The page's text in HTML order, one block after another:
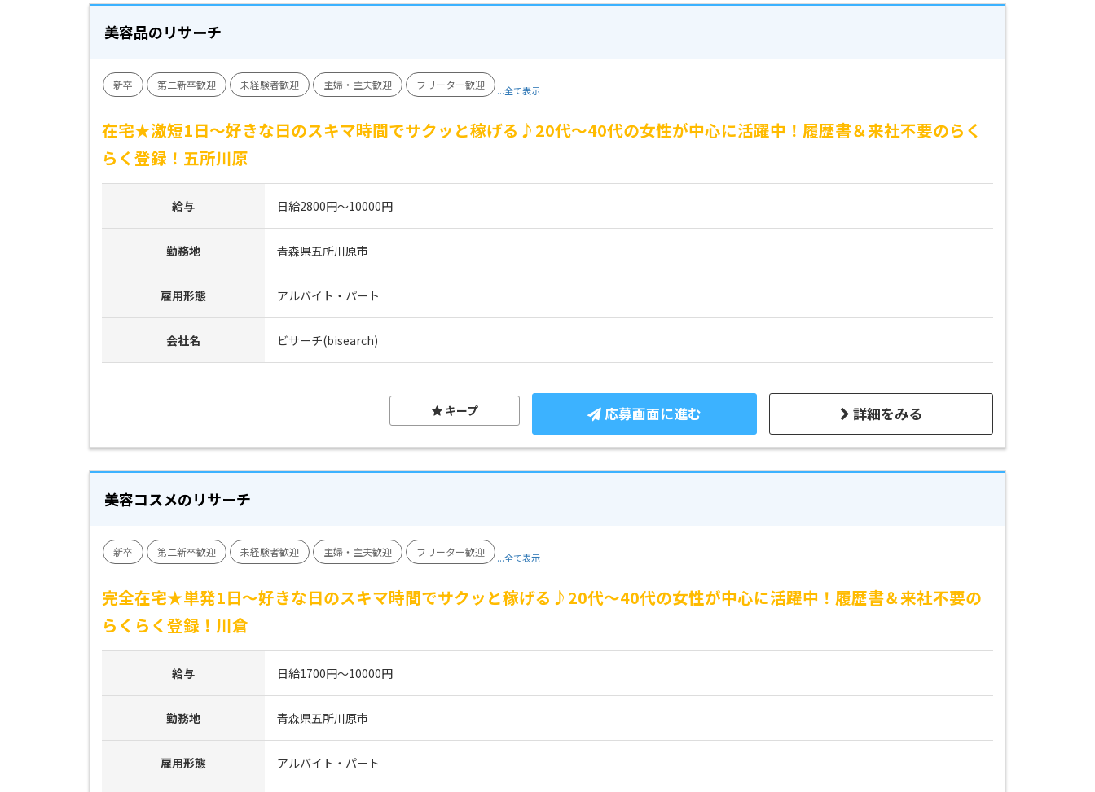
美容品のリサーチ
新卒 第二新卒歓迎 未経験者歓迎 主婦・主夫歓迎 フリーター歓迎 ...全て表示
在宅★激短1日～好きな日のスキマ時間でサクッと稼げる♪20代～40代の女性が中心に活躍中！履歴書＆来社不要のらく
らく登録！五所川原
給与 日給2800円～10000円
勤務地 青森県五所川原市
雇用形態 アルバイト・パート
会社名 ビサーチ(bisearch)
詳細をみる
応募画面に進む
キープ
美容コスメのリサーチ
新卒 第二新卒歓迎 未経験者歓迎 主婦・主夫歓迎 フリーター歓迎 ...全て表示
完全在宅★単発1日～好きな日のスキマ時間でサクッと稼げる♪20代～40代の女性が中心に活躍中！履歴書＆来社不要の
らくらく登録！川倉
給与 日給1700円～10000円
勤務地 青森県五所川原市
雇用形態 アルバイト・パート